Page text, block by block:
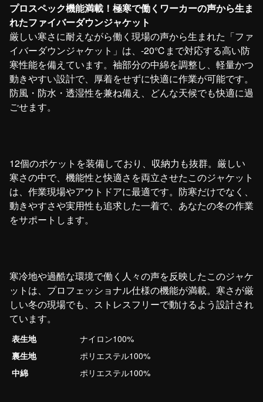
プロスペック機能満載！極寒で働くワーカーの声から生ま
れたファイバーダウンジャケット
厳しい寒さに耐えながら働く現場の声から生まれた「ファ
イバーダウンジャケット」は、-20℃まで対応する高い防
寒性能を備えています。袖部分の中綿を調整し、軽量かつ
動きやすい設計で、厚着をせずに快適に作業が可能です。
防風・防水・透湿性を兼ね備え、どんな天候でも快適に過
ごせます。
12個のポケットを装備しており、収納力も抜群。厳しい
寒さの中で、機能性と快適さを両立させたこのジャケット
は、作業現場やアウトドアに最適です。防寒だけでなく、
動きやすさや実用性も追求した一着で、あなたの冬の作業
をサポートします。
寒冷地や過酷な環境で働く人々の声を反映したこのジャケ
ットは、プロフェッショナル仕様の機能が満載。寒さが厳
しい冬の現場でも、ストレスフリーで動けるよう設計され
ています。
表生地
ナイロン100%
裏生地
ポリエステル100%
中綿
ポリエステル100%